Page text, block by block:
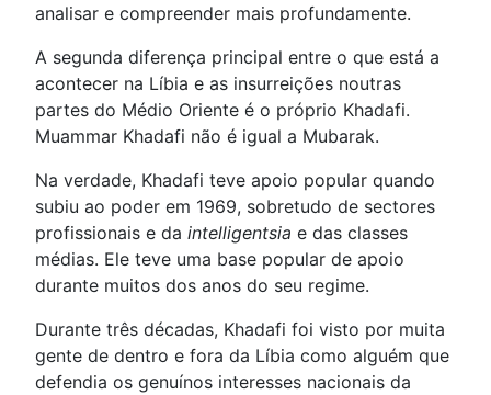
analisar e compreender mais profundamente.
A segunda diferença principal entre o que está a
acontecer na Líbia e as insurreições noutras
partes do Médio Oriente é o próprio Khadafi.
Muammar Khadafi não é igual a Mubarak.
Na verdade, Khadafi teve apoio popular quando
subiu ao poder em 1969, sobretudo de sectores
profissionais e da intelligentsia e das classes
médias. Ele teve uma base popular de apoio
durante muitos dos anos do seu regime.
Durante três décadas, Khadafi foi visto por muita
gente de dentro e fora da Líbia como alguém que
defendia os genuínos interesses nacionais da